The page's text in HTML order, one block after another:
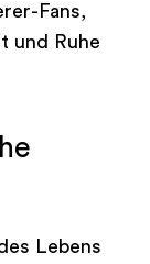
Fans,
und Ruhe
Lebens